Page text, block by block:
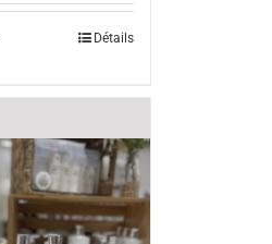
Détails